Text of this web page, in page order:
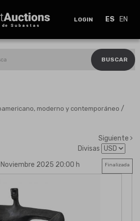
LOGIN ES EN
BUSCAR
moderno y contemporáneo /
Siguiente
Divisas
2025 20:00 h Finalizada